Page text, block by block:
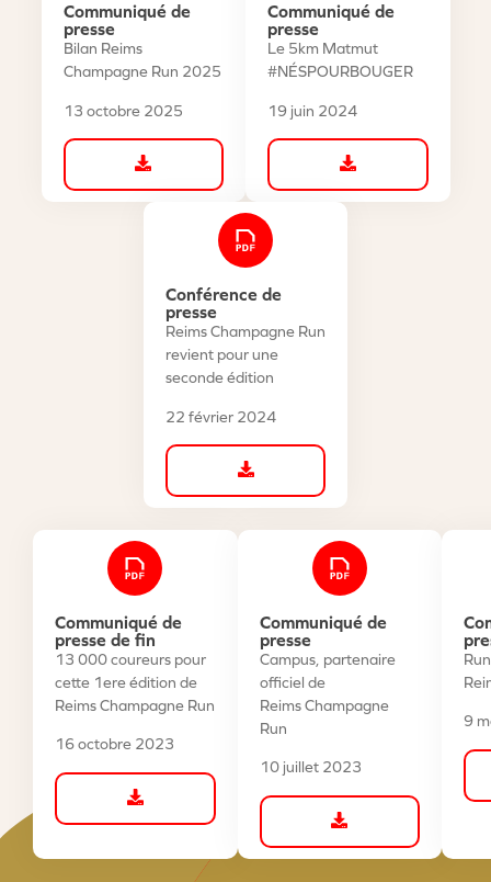
Communiqué de
presse
Bilan Reims
Champagne Run 2025
13 octobre 2025
Communiqué de
presse
Le 5km Matmut
#NÉSPOURBOUGER
19 juin 2024
Conférence de
presse
Reims Champagne Run
revient pour une
seconde édition
22 février 2024
Communiqué de
presse de fin
13 000 coureurs pour
cette 1ere édition de
Reims Champagne Run
16 octobre 2023
Communiqué de
presse
Campus, partenaire
officiel de
Reims Champagne
Run
10 juillet 2023
9